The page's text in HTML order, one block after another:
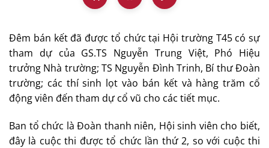
Đêm bán kết đã được tổ chức tại Hội trường T45 có sự
tham dự của GS.TS Nguyễn Trung Việt, Phó Hiệu
trưởng Nhà trường; TS Nguyễn Đình Trinh, Bí thư Đoàn
trường; các thí sinh lọt vào bán kết và hàng trăm cổ
động viên đến tham dự cổ vũ cho các tiết mục.
Ban tổ chức là Đoàn thanh niên, Hội sinh viên cho biết,
đây là cuộc thi được tổ chức lần thứ 2, so với cuộc thi